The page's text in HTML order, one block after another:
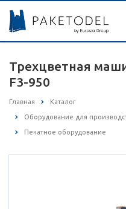
Трехцветная
F3-950
Главная Каталог
Оборудование для
Печатное оборудование